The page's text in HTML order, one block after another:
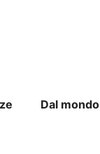
Dal mondo